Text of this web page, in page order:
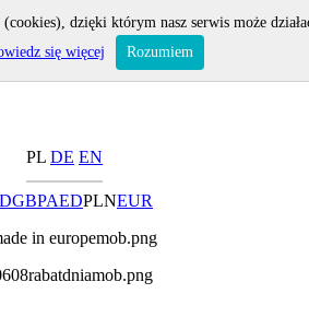
PL DE EN
GBPAEDPLNEUR
dzięki którym nasz serwis może
się więcej Rozumiem